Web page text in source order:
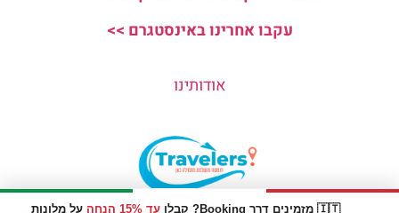
🇮🇹 מזמינים דרך Booking? קבלו עד 15% הנחה על מלונות
עקבו אחרינו באינסטגרם >>
אודותינו